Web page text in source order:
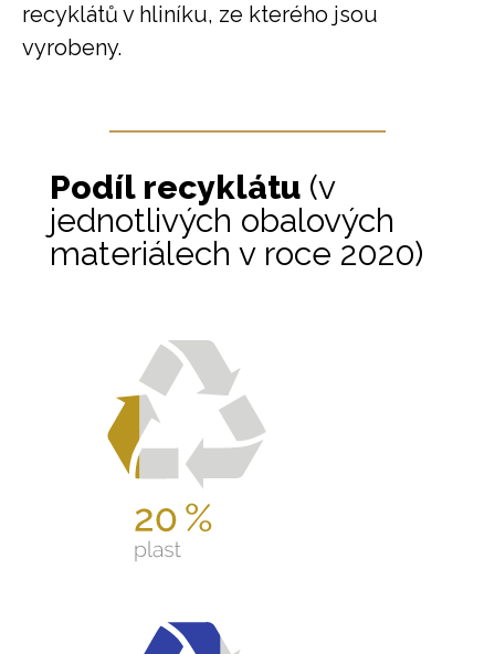
recyklátů v hliníku, ze kterého jsou
vyrobeny.
Podíl recyklátu (v
jednotlivých obalových
materiálech v roce 2020)